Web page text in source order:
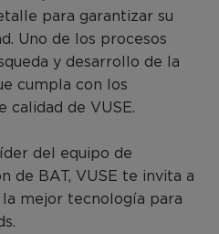
para garantizar su
Uno de los procesos
y desarrollo de la
cumpla con los
calidad de VUSE.
del equipo de
de BAT, VUSE te invita a
mejor tecnología para